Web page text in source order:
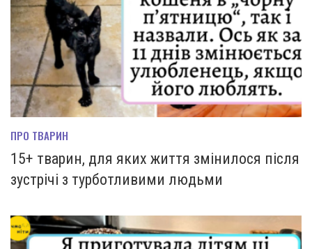
ПРО ТВАРИН
15+ тварин, для яких життя змінилося після
зустрічі з турботливими людьми